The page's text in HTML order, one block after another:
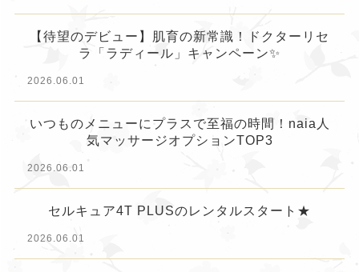
【待望のデビュー】肌育の新常識！ドクターリセ
ラ「ラディール」キャンペーン✨
2026.06.01
いつものメニューにプラスで至福の時間！naia人
気マッサージオプションTOP3
2026.06.01
セルキュア4T PLUSのレンタルスタート★
2026.06.01